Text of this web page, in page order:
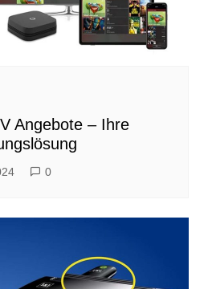
Angebote – Ihre
0